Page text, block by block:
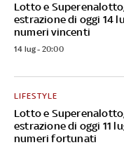
Lotto e
estrazione di oggi 14
numeri vincenti
14 lug - 20:00
Lotto e
estrazione di oggi 11
numeri fortunati
LIFESTYLE